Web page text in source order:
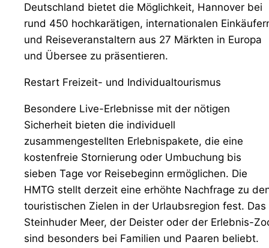
Deutschland bietet die Möglichkeit, Hannover bei
rund 450 hochkarätigen, internationalen
und Reiseveranstaltern aus 27 Märkten in Europa
und Übersee zu präsentieren.
Restart Freizeit- und Individualtourismus
Besondere Live-Erlebnisse mit der nötigen
Sicherheit bieten die individuell
zusammengestellten Erlebnispakete, die eine
kostenfreie Stornierung oder Umbuchung bis
sieben Tage vor Reisebeginn ermöglichen. Die
HMTG stellt derzeit eine erhöhte Nachfrage zu
touristischen Zielen in der Urlaubsregion fest. Das
Steinhuder Meer, der Deister oder der Erlebnis-
sind besonders bei Familien und Paaren beliebt.